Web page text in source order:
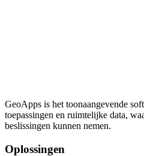
GeoApps is het toonaangevende
toepassingen en ruimtelijke data,
beslissingen kunnen nemen.
Oplossingen